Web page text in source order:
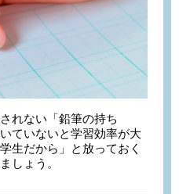
れない「鉛筆の持ち
ていないと学習効率が大
生だから」と放っておく
しょう。